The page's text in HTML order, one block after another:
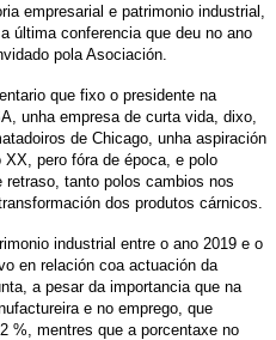
empresarial e patrimonio industrial,
última conferencia que deu no ano
pola Asociación.
que fixo o presidente na
unha empresa de curta vida, dixo,
de Chicago, unha aspiración
pero fóra de época, e polo
tanto polos cambios nos
dos produtos cárnicos.
industrial entre o ano 2019 e o
en relación coa actuación da
a pesar da importancia que na
e no emprego, que
%, mentres que a porcentaxe no